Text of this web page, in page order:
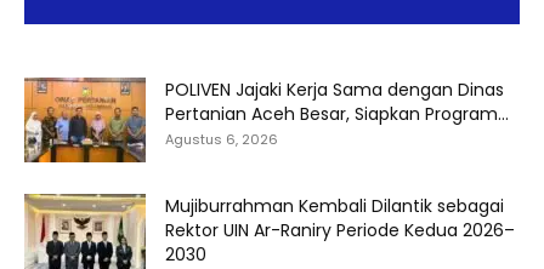
POLIVEN Jajaki Kerja Sama dengan Dinas
Pertanian Aceh Besar, Siapkan Program...
Agustus 6, 2026
Mujiburrahman Kembali Dilantik sebagai
Rektor UIN Ar-Raniry Periode Kedua 2026–
2030